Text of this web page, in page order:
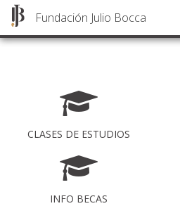
Pasar
Fundación Julio Bocca
CLASES DE ESTUDIOS
INFO BECAS
Fundación Julio Bocca